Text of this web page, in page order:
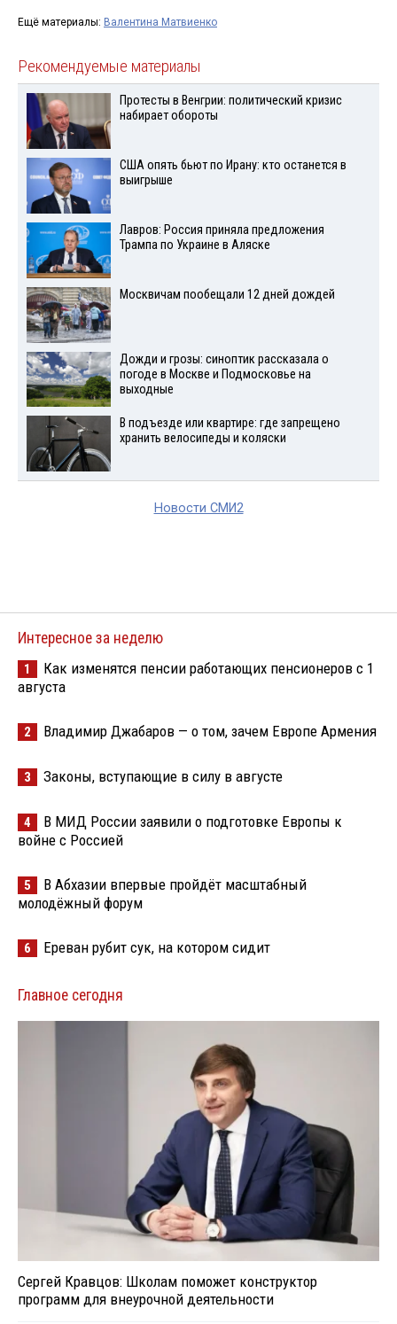
Ещё материалы: Валентина Матвиенко
Рекомендуемые материалы
Протесты в Венгрии: политический кризис
набирает обороты
США опять бьют по Ирану: кто останется в
выигрыше
Лавров: Россия приняла предложения
Трампа по Украине в Аляске
Москвичам пообещали 12 дней дождей
Дожди и грозы: синоптик рассказала о
погоде в Москве и Подмосковье на
выходные
В подъезде или квартире: где запрещено
хранить велосипеды и коляски
Новости СМИ2
Интересное за неделю
1
Как изменятся пенсии работающих пенсионеров с 1
августа
2 Владимир Джабаров — о том, зачем Европе Армения
3 Законы, вступающие в силу в августе
4
В МИД России заявили о подготовке Европы к
войне с Россией
5
В Абхазии впервые пройдёт масштабный
молодёжный форум
6 Ереван рубит сук, на котором сидит
Главное сегодня
Сергей Кравцов: Школам поможет конструктор
программ для внеурочной деятельности